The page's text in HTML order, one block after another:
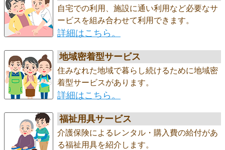
自宅での利用、施設に通い利用など必要なサ
ービスを組み合わせて利用できます。
詳細はこちら。
地域密着型サービス
住みなれた地域で暮らし続けるために地域密
着型サービスがあります。
詳細はこちら。
福祉用具サービス
介護保険によるレンタル・購入費の給付があ
る福祉用具を紹介します。